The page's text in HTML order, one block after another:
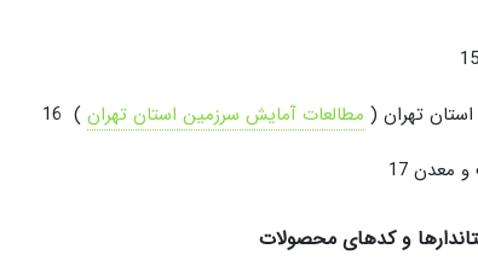
مطالعات آمایش سرزمین استان تهران ) 16
و کدهای محصولات